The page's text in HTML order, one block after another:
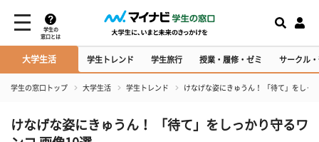
学生の
窓口とは
大学生活 学生トレンド 学生旅行 授業・履修・ゼミ サークル
学生の窓口トップ 大学生活 学生トレンド けなげな姿にきゅうん！ 「待て」をしっ
けなげな姿にきゅうん！ 「待て」をしっかり守るワ